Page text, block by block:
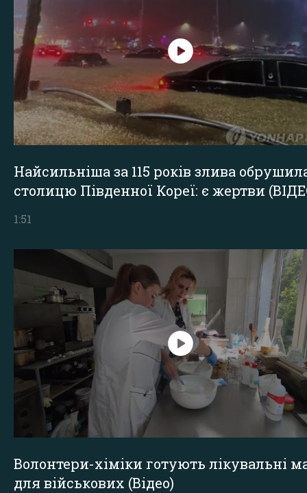
Найсильніша за 115 років злива
столицю Південної Кореї: є жертви
1:51
Волонтери-хіміки готують лікувальні
для військових (Відео)